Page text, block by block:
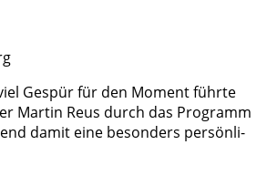
Gespür für den Moment führ­te
Mar­tin Reus durch das Pro­gramm
damit eine beson­ders per­sön­li­